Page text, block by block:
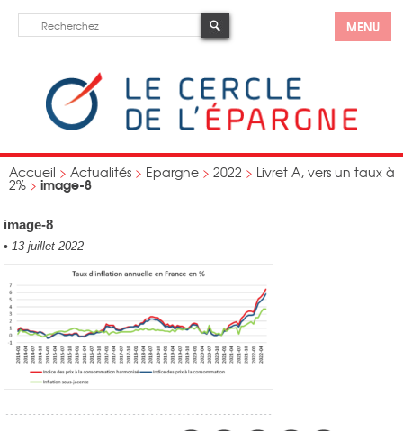
MENU
Accueil > Actualités > Epargne > 2022 > Livret A, vers un taux à
2% > image-8
image-8
• 13 juillet 2022